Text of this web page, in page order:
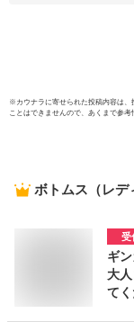
※ カウナラに寄せられた投稿内容は、
ことはできませんので、あくまで参考
ボトムス（レデ
受
ギ
大
て